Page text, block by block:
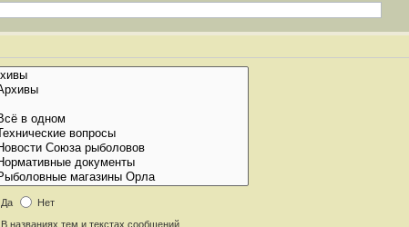
Да
Нет
В названиях тем и текстах сообщений